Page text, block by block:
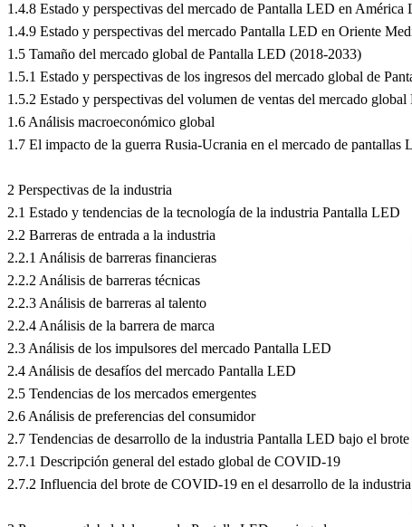
1.4.8 Estado y perspectivas del mercado de Pantalla LED en América
1.4.9 Estado y perspectivas del mercado Pantalla LED en Oriente
1.5 Tamaño del mercado global de Pantalla LED (2018-2033)
1.5.1 Estado y perspectivas de los ingresos del mercado global de
1.5.2 Estado y perspectivas del volumen de ventas del mercado
1.6 Análisis macroeconómico global
1.7 El impacto de la guerra Rusia-Ucrania en el mercado de pantallas
2 Perspectivas de la industria
2.1 Estado y tendencias de la tecnología de la industria Pantalla LED
2.2 Barreras de entrada a la industria
2.2.1 Análisis de barreras financieras
2.2.2 Análisis de barreras técnicas
2.2.3 Análisis de barreras al talento
2.2.4 Análisis de la barrera de marca
2.3 Análisis de los impulsores del mercado Pantalla LED
2.4 Análisis de desafíos del mercado Pantalla LED
2.5 Tendencias de los mercados emergentes
2.6 Análisis de preferencias del consumidor
2.7 Tendencias de desarrollo de la industria Pantalla LED bajo el
2.7.1 Descripción general del estado global de COVID-19
2.7.2 Influencia del brote de COVID-19 en el desarrollo de la